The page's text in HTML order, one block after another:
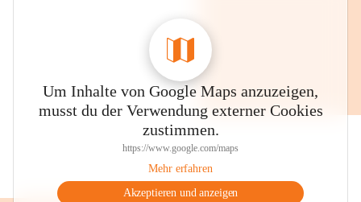
Um Inhalte von Google Maps anzuzeigen,
musst du der Verwendung externer Cookies
zustimmen.
https://www.google.com/maps
Mehr erfahren
Akzeptieren und anzeigen